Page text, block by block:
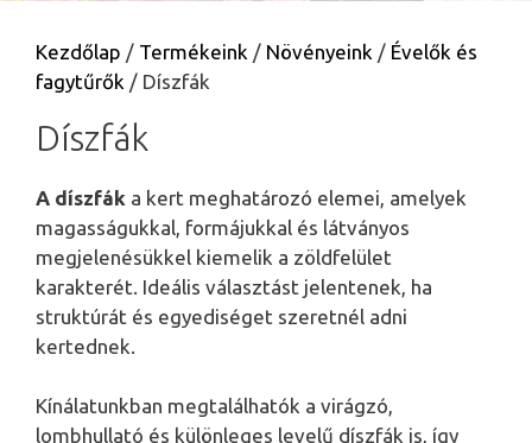
Kezdőlap / Termékeink / Növényeink / Évelők és
fagytűrők / Díszfák
Díszfák
A díszfák a kert meghatározó elemei, amelyek
magasságukkal, formájukkal és látványos
megjelenésükkel kiemelik a zöldfelület
karakterét. Ideális választást jelentenek, ha
struktúrát és egyediséget szeretnél adni
kertednek.
Kínálatunkban megtalálhatók a virágzó,
lombhullató és különleges levelű díszfák is, így